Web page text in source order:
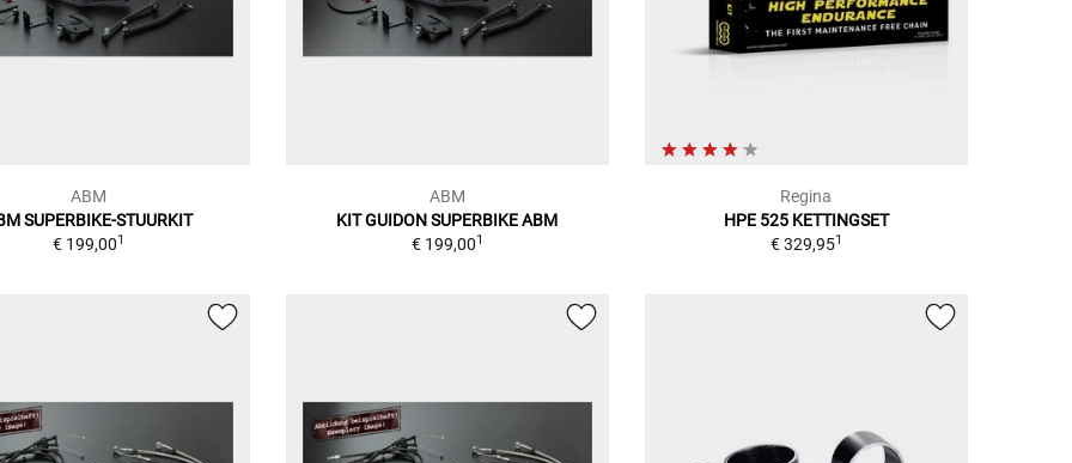
ABM
SUPERBIKE-STUURKIT
€ 199,001
ABM
KIT GUIDON SUPERBIKE ABM
€ 199,001
Regina
HPE 525 KETTINGSET
€ 329,951